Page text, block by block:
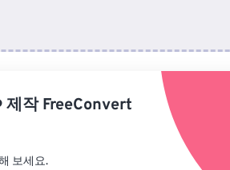
제작FreeConvert
보세요.